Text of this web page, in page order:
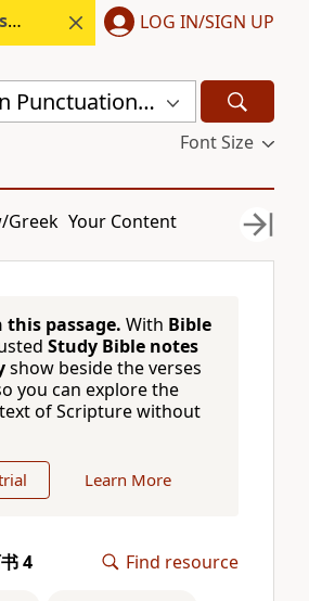
LOG IN/SIGN UP
Chinese Union Version Modern Punctuation (Simplified) (CUVMPS)
Font Size
Greek Your Content
this passage. With Bible
Study Bible notes
show beside the verses
you can explore the
of Scripture without
Learn More
4 Find resource